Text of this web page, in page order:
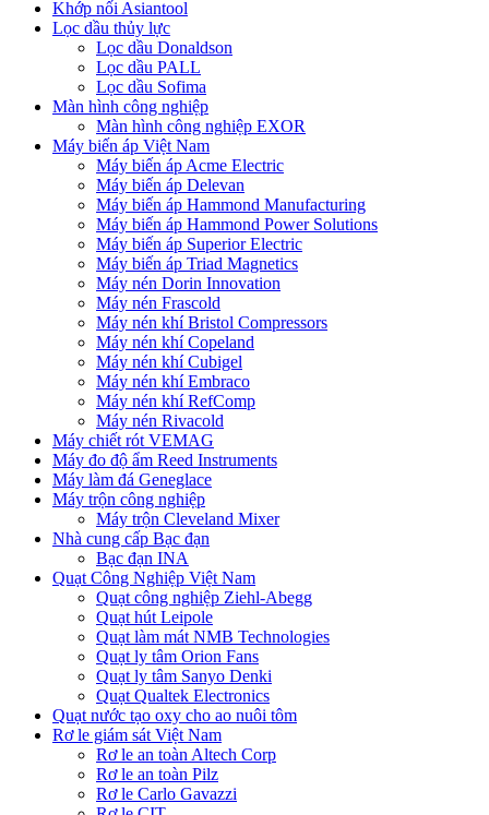
Khớp nối Asiantool
Lọc dầu thủy lực
Lọc dầu Donaldson
Lọc dầu PALL
Lọc dầu Sofima
Màn hình công nghiệp
Màn hình công nghiệp EXOR
Máy biến áp Việt Nam
Máy biến áp Acme Electric
Máy biến áp Delevan
Máy biến áp Hammond Manufacturing
Máy biến áp Hammond Power Solutions
Máy biến áp Superior Electric
Máy biến áp Triad Magnetics
Máy nén Dorin Innovation
Máy nén Frascold
Máy nén khí Bristol Compressors
Máy nén khí Copeland
Máy nén khí Cubigel
Máy nén khí Embraco
Máy nén khí RefComp
Máy nén Rivacold
Máy chiết rót VEMAG
Máy đo độ ẩm Reed Instruments
Máy làm đá Geneglace
Máy trộn công nghiệp
Máy trộn Cleveland Mixer
Nhà cung cấp Bạc đạn
Bạc đạn INA
Quạt Công Nghiệp Việt Nam
Quạt công nghiệp Ziehl-Abegg
Quạt hút Leipole
Quạt làm mát NMB Technologies
Quạt ly tâm Orion Fans
Quạt ly tâm Sanyo Denki
Quạt Qualtek Electronics
Quạt nước tạo oxy cho ao nuôi tôm
Rơ le giám sát Việt Nam
Rơ le an toàn Altech Corp
Rơ le an toàn Pilz
Rơ le Carlo Gavazzi